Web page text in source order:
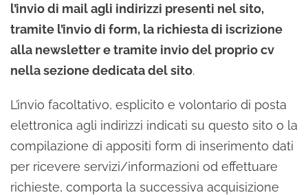
l’invio di mail agli indirizzi presenti nel sito,
tramite l’invio di form, la richiesta di iscrizione
alla newsletter e tramite invio del proprio cv
nella sezione dedicata del sito.
L’invio facoltativo, esplicito e volontario di posta
elettronica agli indirizzi indicati su questo sito o la
compilazione di appositi form di inserimento dati
per ricevere servizi/informazioni od effettuare
richieste, comporta la successiva acquisizione